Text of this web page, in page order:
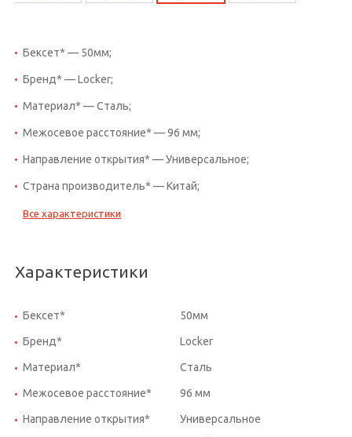
Бексет* — 50мм;
Бренд* — Locker;
Материал* — Сталь;
Межосевое расстояние* — 96 мм;
Направление открытия* — Универсальное;
Страна производитель* — Китай;
Все характеристики
Характеристики
Бексет* 50мм
Бренд* Locker
Материал* Сталь
Межосевое расстояние* 96 мм
Направление открытия* Универсальное